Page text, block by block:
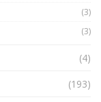
ảnh hưởng
Phổ cập
(3)
(3)
(4)
(193)